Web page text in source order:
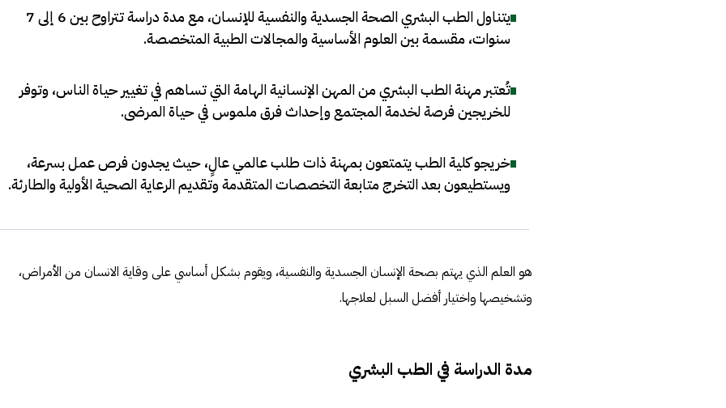
يتناول الطب البشري الصحة الجسدية والنفسية للإنسان، مع مدة دراسة تتراوح بين 6 إلى 7
سنوات، مقسمة بين العلوم الأساسية والمجالات الطبية المتخصصة.
تُعتبر مهنة الطب البشري من المهن الإنسانية الهامة التي تساهم في تغيير حياة الناس، وتوفر
للخريجين فرصة لخدمة المجتمع وإحداث فرق ملموس في حياة المرضى.
خريجو كلية الطب يتمتعون بمهنة ذات طلب عالمي عالٍ، حيث يجدون فرص عمل بسرعة،
ويستطيعون بعد التخرج متابعة التخصصات المتقدمة وتقديم الرعاية الصحية الأولية والطارئة.
هو العلم الذي يهتم بصحة الإنسان الجسدية والنفسية، ويقوم بشكل أساسي على وقاية الانسان من الأمراض،
وتشخيصها واختيار أفضل السبل لعلاجها.
مدة الدراسة في الطب البشري